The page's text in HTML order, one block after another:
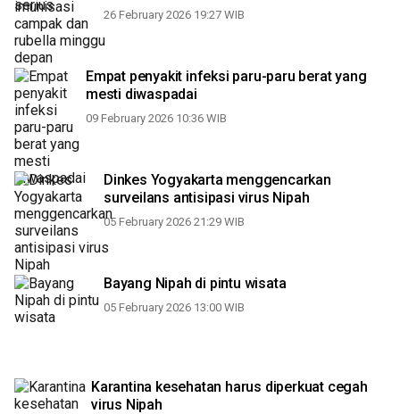
26 February 2026 19:27 WIB
Empat penyakit infeksi paru-paru berat yang
mesti diwaspadai
09 February 2026 10:36 WIB
Dinkes Yogyakarta menggencarkan
surveilans antisipasi virus Nipah
05 February 2026 21:29 WIB
Bayang Nipah di pintu wisata
05 February 2026 13:00 WIB
Karantina kesehatan harus diperkuat cegah
virus Nipah